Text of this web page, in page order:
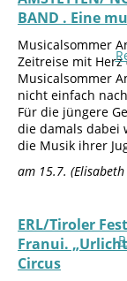
BAND . Eine
Musicalsommer
Zeitreise mit Herz
Musicalsommer
nicht einfach
Für die jüngere
die damals dabei
die Musik ihrer
am 15.7.
ERL/Tiroler
Franui.
Circus